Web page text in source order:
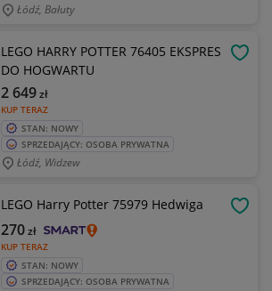
Łódź, Bałuty
LEGO HARRY POTTER 76405 EKSPRES
DO HOGWARTU
KUP TERAZ
2 649zł
STAN: NOWY
SPRZEDAJĄCY: OSOBA PRYWATNA
Łódź, Widzew
LEGO Harry Potter 75979 Hedwiga
KUP TERAZ
270zł
STAN: NOWY
SPRZEDAJĄCY: OSOBA PRYWATNA